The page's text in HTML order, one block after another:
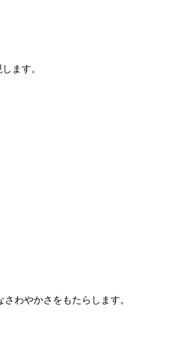
ます。
わやかさをもたらします。